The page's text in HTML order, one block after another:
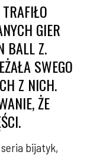
GIER
BALL Z.
SWEGO
Z NICH.
ŻE
bijatyk,